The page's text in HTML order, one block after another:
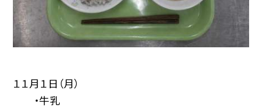
１１月１日（月）
・牛乳